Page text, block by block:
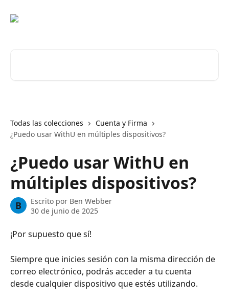
Todas las colecciones
Cuenta y Firma
¿Puedo usar WithU en múltiples dispositivos?
¿Puedo usar WithU en
múltiples dispositivos?
B Escrito por Ben Webber
30 de junio de 2025
¡Por supuesto que sí!
Siempre que inicies sesión con la misma dirección de
correo electrónico, podrás acceder a tu cuenta
desde cualquier dispositivo que estés utilizando.